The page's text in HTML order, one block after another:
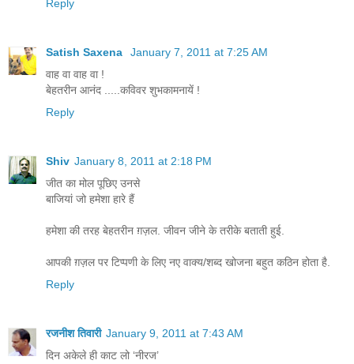
Reply
Satish Saxena
January 7, 2011 at 7:25 AM
वाह वा वाह वा !
बेहतरीन आनंद .....कविवर शुभकामनायें !
Reply
Shiv January 8, 2011 at 2:18 PM
जीत का मोल पूछिए उनसे
बाजियां जो हमेशा हारे हैं
हमेशा की तरह बेहतरीन ग़ज़ल. जीवन जीने के तरीके बताती हुई.
आपकी ग़ज़ल पर टिप्पणी के लिए नए वाक्य/शब्द खोजना बहुत कठिन होता है.
Reply
रजनीश तिवारी January 9, 2011 at 7:43 AM
दिन अकेले ही काट लो ‘नीरज’